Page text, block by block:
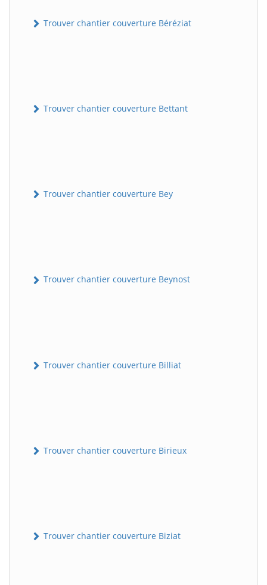
Trouver chantier couverture Béréziat
Trouver chantier couverture Bettant
Trouver chantier couverture Bey
Trouver chantier couverture Beynost
Trouver chantier couverture Billiat
Trouver chantier couverture Birieux
Trouver chantier couverture Biziat